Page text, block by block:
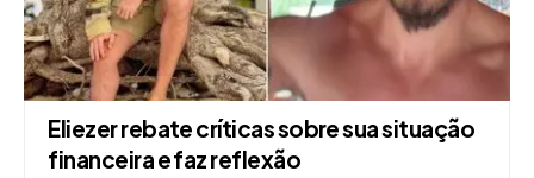
Eliezer rebate críticas sobre sua situação
financeira e faz reflexão